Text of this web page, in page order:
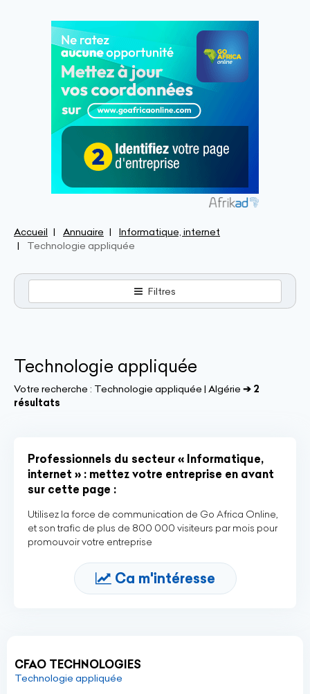
Accueil Annuaire
Informatique, internet
Technologie appliquée
Filtres
Technologie appliquée
Votre recherche : Technologie appliquée | Algérie ➔ 2
résultats
Professionnels du secteur « Informatique,
internet » : mettez votre entreprise en avant
sur cette page :
Utilisez la force de communication de Go Africa Online,
et son trafic de plus de 800 000 visiteurs par mois pour
promouvoir votre entreprise
Ca m'intéresse
CFAO TECHNOLOGIES
Technologie appliquée